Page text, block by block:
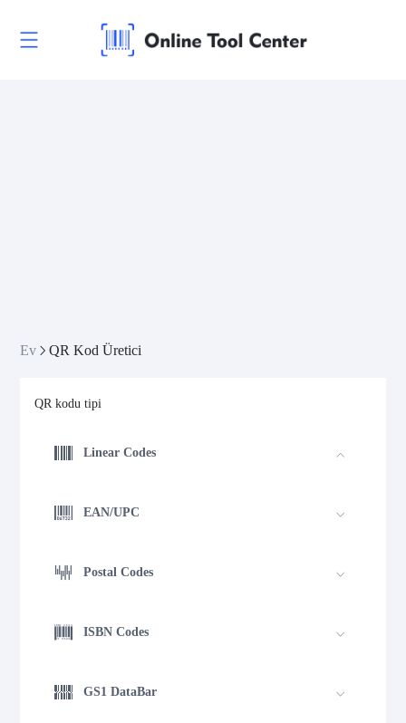
Ev QR Kod Üretici
QR kodu tipi
Linear Codes
EAN/UPC
Postal Codes
ISBN Codes
GS1 DataBar